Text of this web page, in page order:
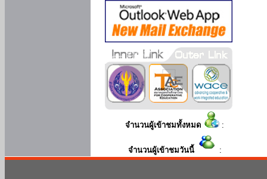
จำนวนผู้เข้าชมทั้งหมด :
จำนวนผู้เข้าชมวันนี้ :